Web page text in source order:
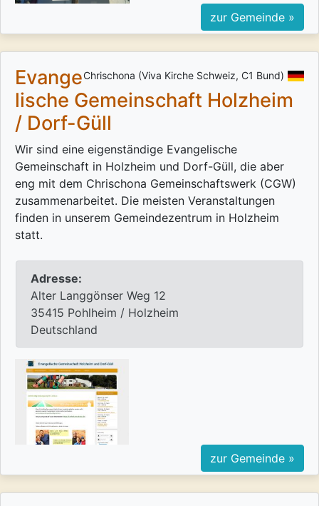
zur Gemeinde »
Chrischona (Viva Kirche Schweiz, C1 Bund)
Evange
lische Gemeinschaft Holzheim
/ Dorf-Güll
Wir sind eine eigenständige Evangelische
Gemeinschaft in Holzheim und Dorf-Güll, die aber
eng mit dem Chrischona Gemeinschaftswerk (CGW)
zusammenarbeitet. Die meisten Veranstaltungen
finden in unserem Gemeindezentrum in Holzheim
statt.
Adresse:
Alter Langgönser Weg 12
35415 Pohlheim / Holzheim
Deutschland
zur Gemeinde »